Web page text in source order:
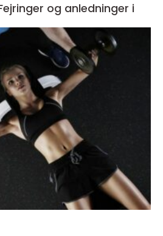
og anledninger i